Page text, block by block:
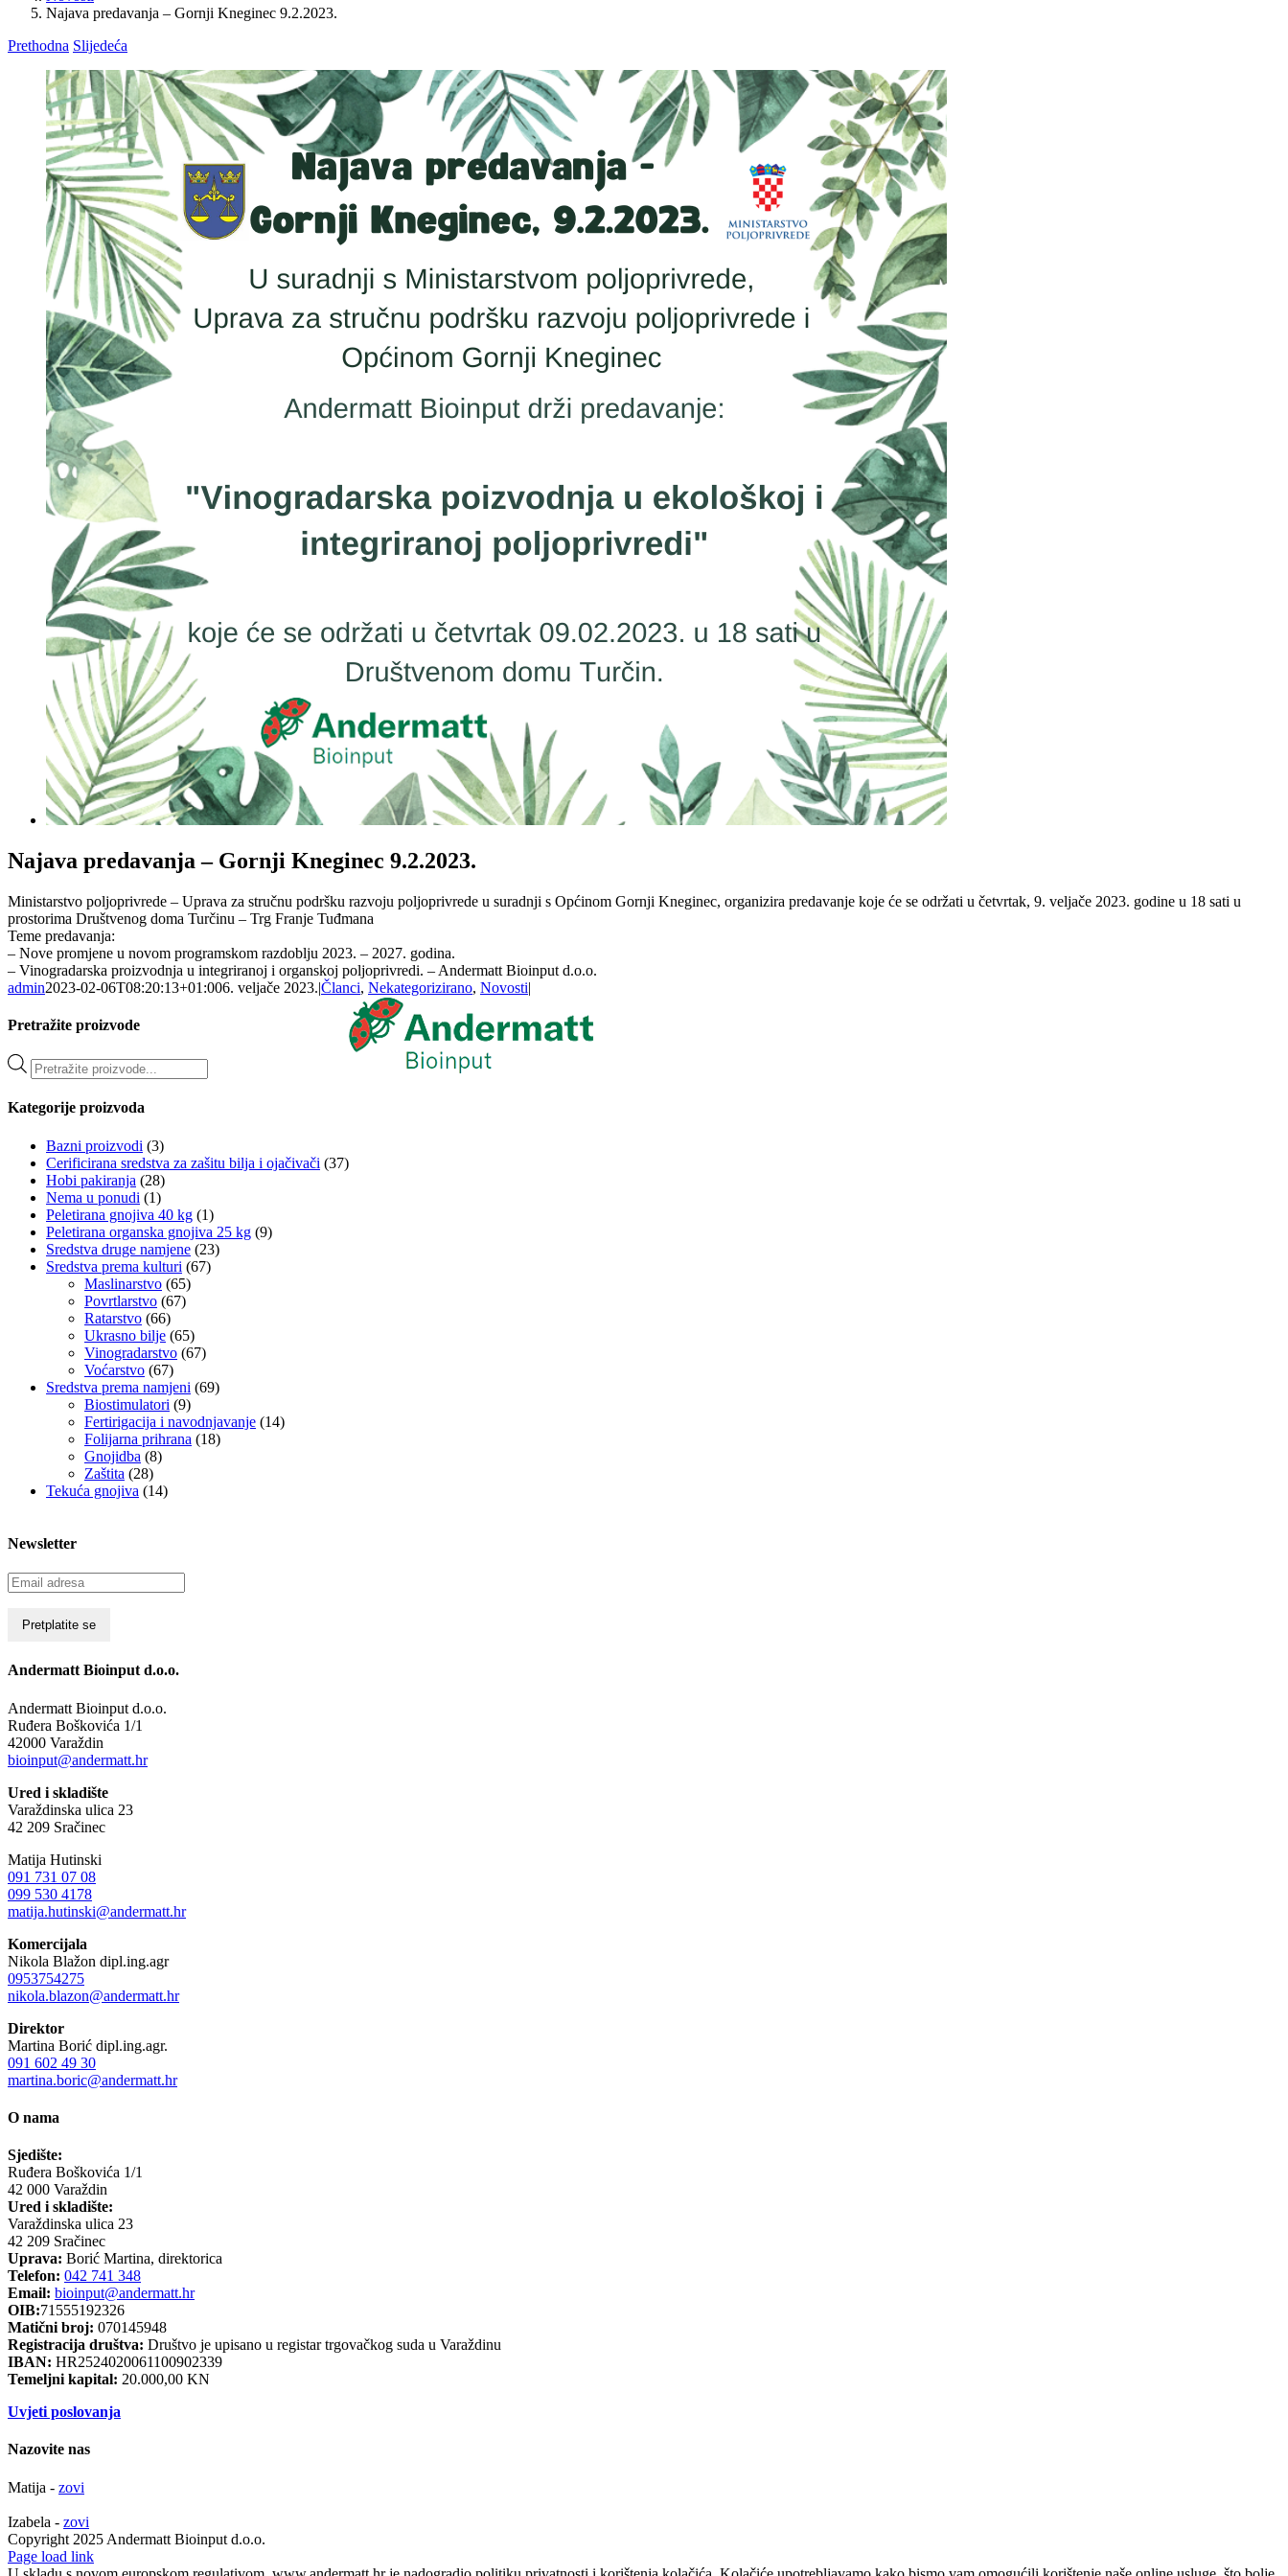
Najava predavanja – Gornji Kneginec 9.2.2023.
Prethodna Slijedeća
View
Larger
Image
Najava predavanja – Gornji Kneginec 9.2.2023.
Ministarstvo poljoprivrede – Uprava za stručnu podršku razvoju poljoprivrede u suradnji s Općinom Gornji Kneginec, organizira predavanje koje će se održati u četvrtak, 9. veljače 2023. godine u 18 sati u
prostorima Društvenog doma Turčinu – Trg Franje Tuđmana
Teme predavanja:
– Nove promjene u novom programskom razdoblju 2023. – 2027. godina.
– Vinogradarska proizvodnja u integriranoj i organskoj poljoprivredi. – Andermatt Bioinput d.o.o.
admin2023-02-06T08:20:13+01:006. veljače 2023.|Članci, Nekategorizirano, Novosti|
Pretražite proizvode
Products
search
Kategorije proizvoda
Bazni proizvodi (3)
Cerificirana sredstva za zašitu bilja i ojačivači (37)
Hobi pakiranja (28)
Nema u ponudi (1)
Peletirana gnojiva 40 kg (1)
Peletirana organska gnojiva 25 kg (9)
Sredstva druge namjene (23)
Sredstva prema kulturi (67)
Maslinarstvo (65)
Povrtlarstvo (67)
Ratarstvo (66)
Ukrasno bilje (65)
Vinogradarstvo (67)
Voćarstvo (67)
Sredstva prema namjeni (69)
Biostimulatori (9)
Fertirigacija i navodnjavanje (14)
Folijarna prihrana (18)
Gnojidba (8)
Zaštita (28)
Tekuća gnojiva (14)
Newsletter
Andermatt Bioinput d.o.o.
Andermatt Bioinput d.o.o.
Ruđera Boškovića 1/1
42000 Varaždin
bioinput@andermatt.hr
Ured i skladište
Varaždinska ulica 23
42 209 Sračinec
Matija Hutinski
091 731 07 08
099 530 4178
matija.hutinski@andermatt.hr
Komercijala
Nikola Blažon dipl.ing.agr
0953754275
nikola.blazon@andermatt.hr
Direktor
Martina Borić dipl.ing.agr.
091 602 49 30
martina.boric@andermatt.hr
O nama
Sjedište:
Ruđera Boškovića 1/1
42 000 Varaždin
Ured i skladište:
Varaždinska ulica 23
42 209 Sračinec
Uprava: Borić Martina, direktorica
Telefon: 042 741 348
Email: bioinput@andermatt.hr
OIB:71555192326
Matični broj: 070145948
Registracija društva: Društvo je upisano u registar trgovačkog suda u Varaždinu
IBAN: HR2524020061100902339
Temeljni kapital: 20.000,00 KN
Uvjeti poslovanja
Nazovite nas
Matija - zovi
Izabela - zovi
Copyright 2025 Andermatt Bioinput d.o.o.
Facebook
Page load link